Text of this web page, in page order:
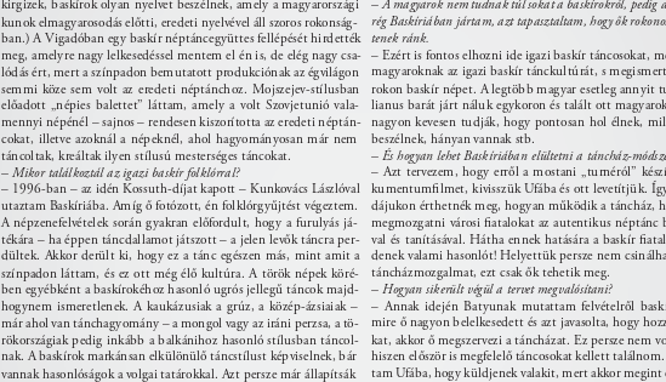
kirgizek, baskírok olyan nyelvet beszélnek, amely a magyarországi
kunok elmagyarosodás előtti, eredeti nyelvével áll szoros rokonság-
ban.) A Vigadóban egy baskír néptáncegyüttes fellépését hirdették
meg, amelyre nagy lelkesedéssel mentem el én is, de elég nagy csa-
lódás ért, mert a színpadon bemutatott produkciónak az égvilágon
semmi köze sem volt az eredeti néptánchoz. Mojszejev-stílusban
előadott „népies balettet” láttam, amely a volt Szovjetunió vala-
mennyi népénél – sajnos – rendesen kiszorította az eredeti néptán-
cokat, illetve azoknál a népeknél, ahol hagyományosan már nem
táncoltak, kreáltak ilyen stílusú mesterséges táncokat.
– Mikor találkoztál az igazi baskír folklórral?
– 1996-ban – az idén Kossuth-díjat kapott – Kunkovács Lászlóval
utaztam Baskíriába. Amíg ő fotózott, én folklórgyűjtést végeztem.
A népzenefelvételek során gyakran előfordult, hogy a furulyás já-
tékára – ha éppen táncdallamot játszott – a jelen levők táncra per-
dültek. Akkor derült ki, hogy ez a tánc egészen más, mint amit a
színpadon láttam, és ez ott még élő kultúra. A török népek köré-
ben egyébként a baskírokéhoz hasonló ugrós jellegű táncok majd-
hogynem ismeretlenek. A kaukázusiak a grúz, a közép-ázsiaiak –
már ahol van tánchagyomány – a mongol vagy az iráni perzsa, a tö-
rökországiak pedig inkább a balkánihoz hasonló stílusban táncol-
nak. A baskírok markánsan elkülönülő táncstílust képviselnek, bár
vannak hasonlóságok a volgai tatárokkal. Azt persze már állapítsák
– A magyarok nem tudnak túl sokat a baskírokról, pedig
rég Baskíriában jártam, azt tapasztaltam, hogy ők
tenek ránk.
– Ezért is fontos elhozni ide igazi baskír táncosokat,
magyaroknak az igazi baskír tánckultúrát, s
rokon baskír népet. A legtöbb magyar esetleg annyit
lianus barát járt náluk egykoron és talált ott
nagyon kevesen tudják, hogy pontosan hol élnek,
beszélnek, hányan vannak stb.
– És hogyan lehet Baskíriában elültetni a táncház-
– Azt tervezem, hogy erről a mostani „turnéról”
kumentumﬁlmet, kivisszük Ufába és ott levetítjük.
dájukon érthetnék meg, hogyan működik a táncház,
megmozgatni városi ﬁatalokat az autentikus néptánc
val és tanításával. Hátha ennek hatására a baskír
denek valami hasonlót! Helyettük persze nem
táncházmozgalmat, ezt csak ők tehetik meg.
– Hogyan sikerült végül a tervet megvalósítani?
– Annak idején Batyunak mutattam felvételről
mire ő nagyon belelkesedett és azt javasolta, hogy
kat, akkor ő megszervezi a táncházat. Ez persze nem
hiszen először is megfelelő táncosokat kellett
tam Ufába, hogy küldjenek valakit, mert akkor megint